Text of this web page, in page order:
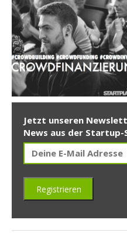
Jetzt unseren
News aus der Startup-